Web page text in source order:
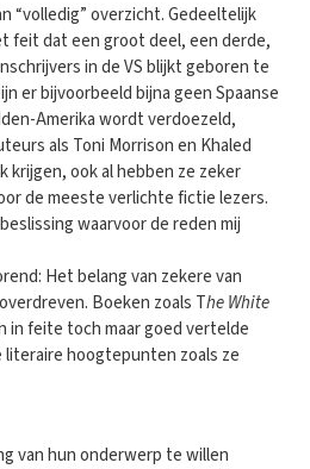
“volledig” overzicht. Gedeeltelijk
feit dat een groot deel, een derde,
in de VS blijkt geboren te
er bijvoorbeeld bijna geen Spaanse
Amerika wordt verdoezeld,
als Toni Morrison en Khaled
krijgen, ook al hebben ze zeker
de meeste verlichte fictie lezers.
waarvoor de reden mij
Het belang van zekere van
Boeken zoals The White
in feite toch maar goed vertelde
literaire hoogtepunten zoals ze
van hun onderwerp te willen